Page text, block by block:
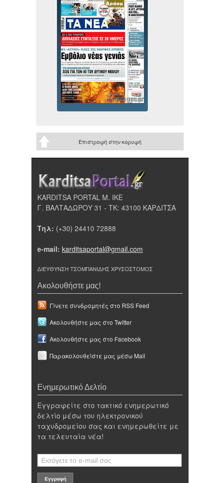
Επιστροφή στην κορυφή
KARDITSA PORTAL Μ. ΙΚΕ
Γ. ΒΑΛΤΑΔΩΡΟΥ 31 - ΤΚ: 43100 ΚΑΡΔΙΤΣΑ
Τηλ: (+30) 24410 72888
e-mail: karditsaportal@gmail.com
ΔΙΕΥΘΥΝΣΗ ΤΣΟΜΠΑΝΙΔΗΣ ΧΡΥΣΟΣΤΟΜΟΣ
Ακολουθήστε μας!
Γίνετε συνδρομητές στο RSS Feed
Ακολουθήστε μας στο Twitter
Ακολουθήστε μας στο Facebook
Παρακολουθείστε μας μέσω Mail
Ενημερωτικό Δελτίο
Εγγραφείτε στο τακτικό ενημερωτικό
δελτίο μέσω του ηλεκτρονικού
ταχυδρομείου σας και ενημερωθείτε με
τα τελευταία νέα!